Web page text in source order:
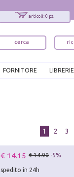
articoli: 0 pz.
LIBRERIE
FORNITORE
1 2 3
€ 14.15 € 14.90 -5%
spedito in 24h